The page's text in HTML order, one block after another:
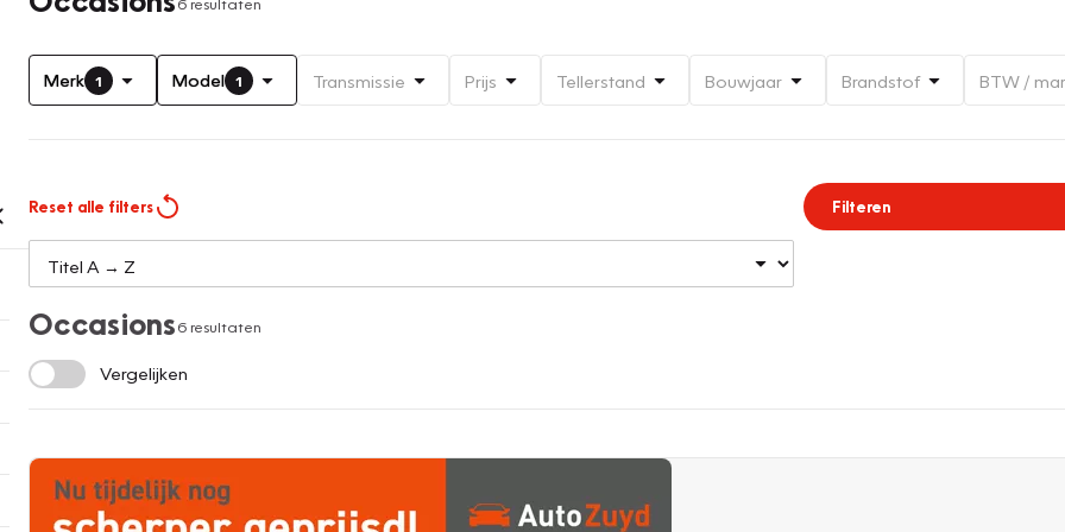
Merk 1 Model 1 Transmissie Prijs Tellerstand Bouwjaar Brandstof BTW /
Reset alle filters Filteren
Occasions6 resultaten
Vergelijken